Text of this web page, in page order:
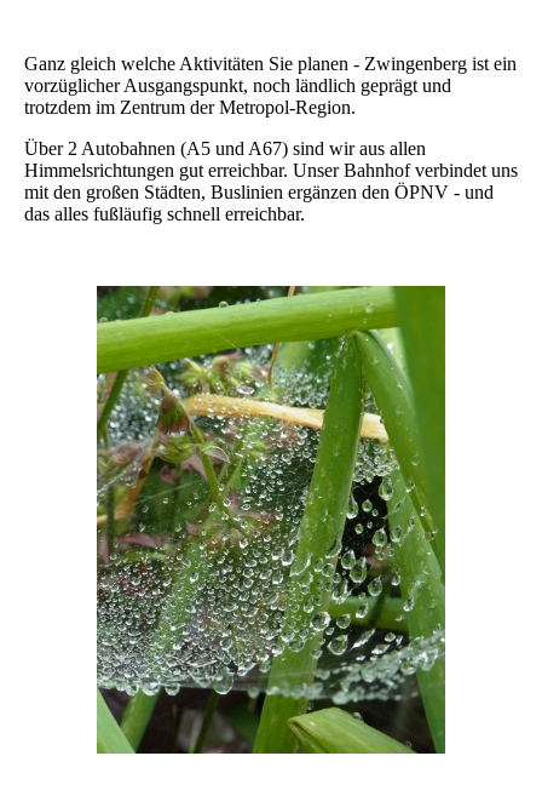
Ganz gleich welche Aktivitäten Sie planen - Zwingenberg ist ein
vorzüglicher Ausgangspunkt, noch ländlich geprägt und
trotzdem im Zentrum der Metropol-Region.
Über 2 Autobahnen (A5 und A67) sind wir aus allen
Himmelsrichtungen gut erreichbar. Unser Bahnhof verbindet uns
mit den großen Städten, Buslinien ergänzen den ÖPNV - und
das alles fußläufig schnell erreichbar.